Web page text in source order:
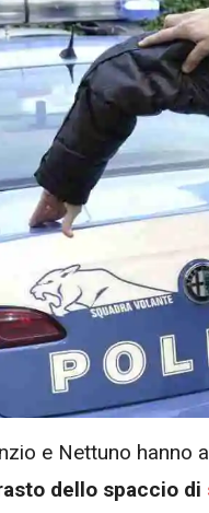
e Nettuno
dello spaccio di